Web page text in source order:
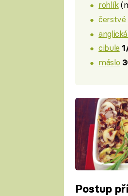
rohlík
čerstvé
cibule
máslo
Postup